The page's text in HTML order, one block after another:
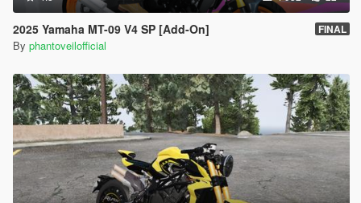
2025 Yamaha MT-09 V4 SP [Add-On] FINAL
By phantoveilofficial